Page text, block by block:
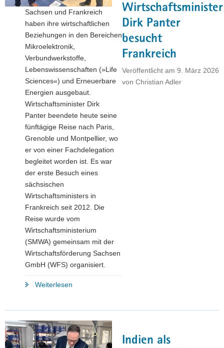
internationalen
Märkten
behauptet"
Wirtschaftsminister
Dirk Panter
besucht
Frankreich
Veröffentlicht am 9. März 2026
von Christian Adler
Sachsen und Frankreich
haben ihre wirtschaftlichen
Beziehungen in den Bereichen
Mikroelektronik,
Verbundwerkstoffe,
Lebenswissenschaften (»Life
Sciences«) und Erneuerbare
Energien ausgebaut.
Wirtschaftsminister Dirk
Panter beendete heute seine
fünftägige Reise nach Paris,
Grenoble und Montpellier, wo
er von einer Fachdelegation
begleitet worden ist. Es war
der erste Besuch eines
sächsischen
Wirtschaftsministers in
Frankreich seit 2012. Die
Reise wurde vom
Wirtschaftsministerium
(SMWA) gemeinsam mit der
Wirtschaftsförderung Sachsen
GmbH (WFS) organisiert.
Weiterlesen
saxonne!
Sachsens
Indien als